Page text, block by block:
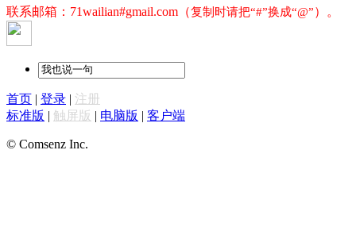
联系邮箱： 71wailian#gmail.com （复制时请把“#”换成“@”）。
首页 | 登录 | 注册
标准版 | 触屏版 | 电脑版 | 客户端
© Comsenz Inc.